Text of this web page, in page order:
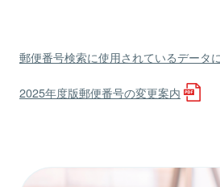
郵便番号検索に使用されているデータ
2025年度版郵便番号の変更案内